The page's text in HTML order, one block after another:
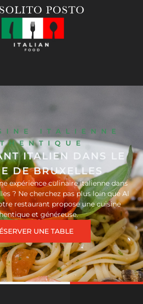
ITALIENNE
ITALIEN DANS LE
DE BRUXELLES
expérience culinaire italienne dans
? Ne cherchez pas plus loin que Al
restaurant propose une cuisine
et généreuse.
UNE TABLE